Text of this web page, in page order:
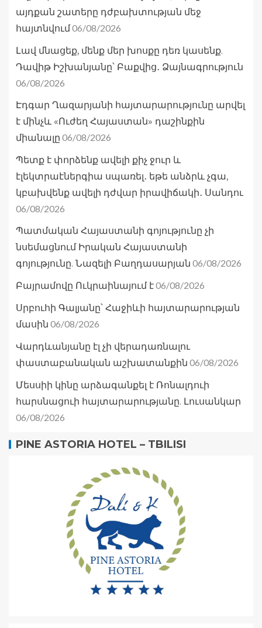
այդքան շատերը դժբախտության մեջ
հայտնվում06/08/2026
Լավ մնացեք, մենք մեր խոսքը դեռ կասենք.
Դավիթ Իշխանյանը՝ Բաքվից․ Ձայնագրություն
06/08/2026
Էդգար Ղազարյանի հայտարարությունը արվել
է մինչև «Ուժեղ Հայաստան» դաշինքին
միանալը 06/08/2026
Պետք է փորձենք ավելի քիչ ջուր և
էլեկտրաէներգիա սպառել․ եթե անձրև չգա,
կբախվենք ավելի դժվար իրավիճակի․ Սանդու
06/08/2026
Պատմական Հայաստանի գոյությունը չի
նսեմացնում Իրական Հայաստանի
գոյությունը. Նազելի Բաղդասարյան 06/08/2026
Բայրամովը Ուկրաինայում է06/08/2026
Սրբուհի Գալյանը՝ Հաջիևի հայտարարության
մասին 06/08/2026
Վարդևանյանը էլ չի վերադառնալու
փաստաբանական աշխատանքին 06/08/2026
Մեսսիի կինը արձագանքել է Ռոնալդուի
հարսնացուի հայտարարությանը. Լուսանկար
06/08/2026
PINE ASTORIA HOTEL – TBILISI